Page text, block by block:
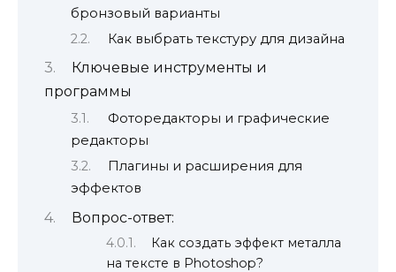
бронзовый варианты
Как выбрать текстуру для дизайна
Ключевые инструменты и
программы
Фоторедакторы и графические
редакторы
Плагины и расширения для
эффектов
Вопрос-ответ:
Как создать эффект металла
на тексте в Photoshop?